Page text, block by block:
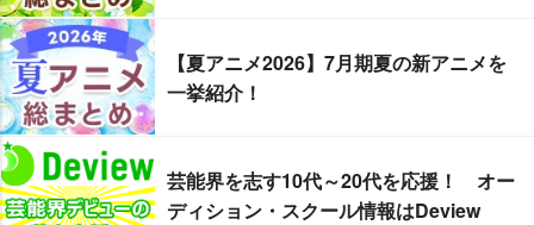
【夏アニメ2026】7月期夏の新アニメを
一挙紹介！
芸能界を志す10代～20代を応援！ オー
ディション・スクール情報はDeview